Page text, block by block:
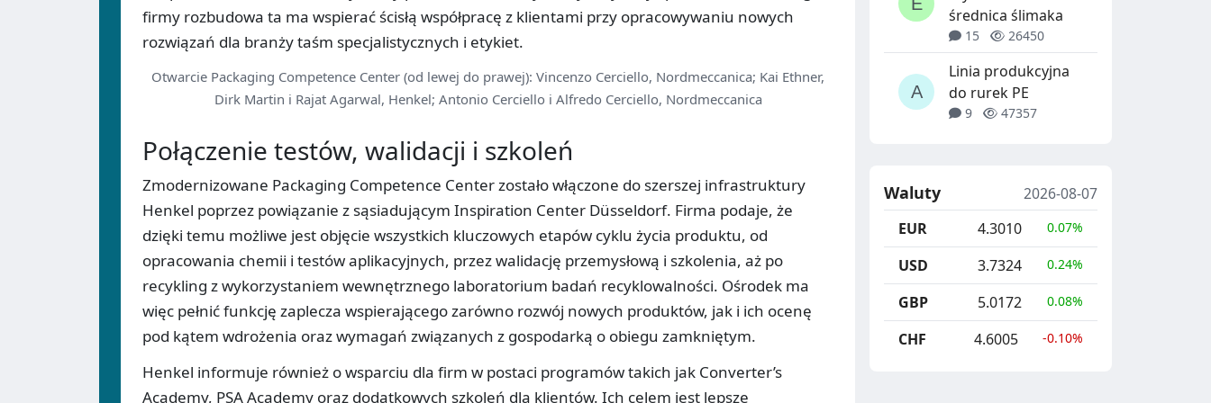
firmy rozbudowa ta ma wspierać ścisłą współpracę z klientami przy opracowywaniu nowych
rozwiązań dla branży taśm specjalistycznych i etykiet.
Otwarcie Packaging Competence Center (od lewej do prawej): Vincenzo Cerciello, Nordmeccanica; Kai Ethner,
Dirk Martin i Rajat Agarwal, Henkel; Antonio Cerciello i Alfredo Cerciello, Nordmeccanica
Połączenie testów, walidacji i szkoleń
Zmodernizowane Packaging Competence Center zostało włączone do szerszej infrastruktury
Henkel poprzez powiązanie z sąsiadującym Inspiration Center Düsseldorf. Firma podaje, że
dzięki temu możliwe jest objęcie wszystkich kluczowych etapów cyklu życia produktu, od
opracowania chemii i testów aplikacyjnych, przez walidację przemysłową i szkolenia, aż po
recykling z wykorzystaniem wewnętrznego laboratorium badań recyklowalności. Ośrodek ma
więc pełnić funkcję zaplecza wspierającego zarówno rozwój nowych produktów, jak i ich ocenę
pod kątem wdrożenia oraz wymagań związanych z gospodarką o obiegu zamkniętym.
Henkel informuje również o wsparciu dla firm w postaci programów takich jak Converter’s
Academy, PSA Academy oraz dodatkowych szkoleń dla klientów. Ich celem jest lepsze
średnica ślimaka
15 26450
Linia produkcyjna
do rurek PE
9 47357
Waluty
2026-08-07
EUR
4.3010 0.07%
USD 3.7324 0.24%
GBP 5.0172 0.08%
CHF 4.6005 -0.10%